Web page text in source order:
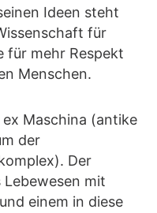
Ideen steht
für
für mehr Respekt
Menschen.
Maschina (antike
der
Der
mit
einem in diese